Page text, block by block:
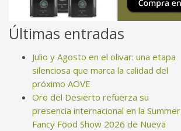
Últimas entradas
Julio y Agosto en el olivar: una etapa
silenciosa que marca la calidad del
próximo AOVE
Oro del Desierto refuerza su
presencia internacional en la Summer
Fancy Food Show 2026 de Nueva